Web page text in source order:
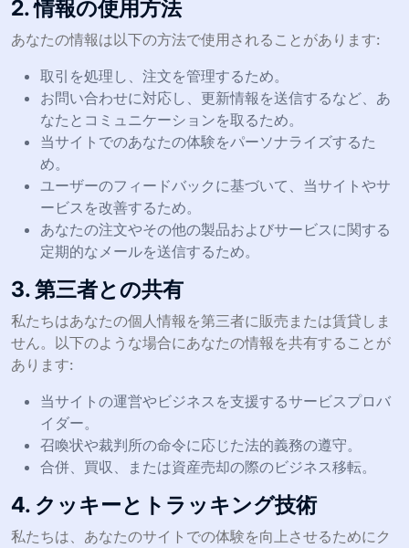
2. 情報の使用方法
あなたの情報は以下の方法で使用されることがあります:
取引を処理し、注文を管理するため。
お問い合わせに対応し、更新情報を送信するなど、あ
なたとコミュニケーションを取るため。
当サイトでのあなたの体験をパーソナライズするた
め。
ユーザーのフィードバックに基づいて、当サイトやサ
ービスを改善するため。
あなたの注文やその他の製品およびサービスに関する
定期的なメールを送信するため。
3. 第三者との共有
私たちはあなたの個人情報を第三者に販売または賃貸しま
せん。以下のような場合にあなたの情報を共有することが
あります:
当サイトの運営やビジネスを支援するサービスプロバ
イダー。
召喚状や裁判所の命令に応じた法的義務の遵守。
合併、買収、または資産売却の際のビジネス移転。
4. クッキーとトラッキング技術
私たちは、あなたのサイトでの体験を向上させるためにク